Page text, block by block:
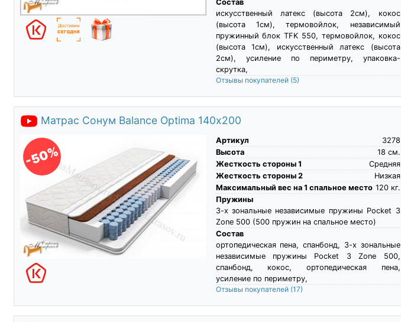
Состав
искусственный латекс (высота 2см), кокос
(высота 1см), термовойлок, независимый
пружинный блок TFK 550, термовойлок, кокос
(высота 1см), искусственный латекс (высота
2см), усиление по периметру, упаковка-
скрутка,
Отзывы покупателей (5)
Матрас Сонум Balance Optima 140х200
-50%
Артикул
3278
Высота
см.
18
Жесткость стороны 1
Средняя
Жесткость стороны 2
Низкая
Максимальный вес на 1 спальное место
кг.
120
Пружины
3-х зональные независимые пружины Pocket 3
Zone 500 (500 пружин на спальное место)
Состав
ортопедическая пена, спанбонд, 3-х зональные
независимые пружины Pocket 3 Zone 500,
спанбонд, кокос, ортопедическая пена,
усиление по периметру,
Отзывы покупателей (17)